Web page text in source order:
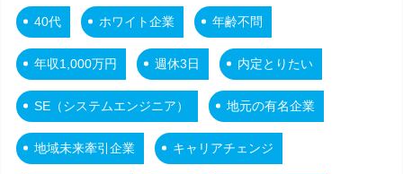
40代 ホワイト企業 年齢不問
年収1,000万円 週休3日 内定とりたい
SE（システムエンジニア） 地元の有名企業
地域未来牽引企業 キャリアチェンジ